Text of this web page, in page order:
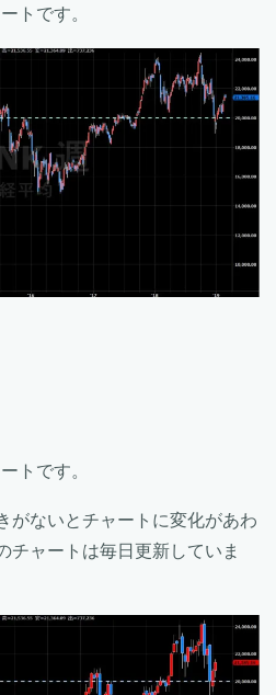
トです。
トです。
がないとチャートに変化があわ
チャートは毎日更新していま